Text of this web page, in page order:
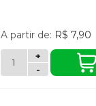
A partir de: R$ 7,90
-
+